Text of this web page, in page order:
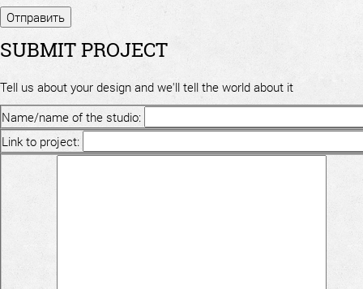
SUBMIT PROJECT
Tell us about your design and we'll tell the world about it
Name/name of the studio:
Link to project: